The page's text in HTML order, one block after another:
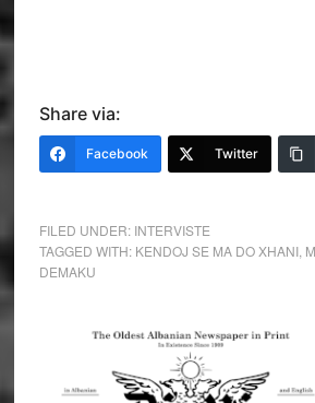
Share via:
Facebook Twitter
FILED UNDER: INTERVISTE
TAGGED WITH: KENDOJ SE MA DO XHANI,
DEMAKU